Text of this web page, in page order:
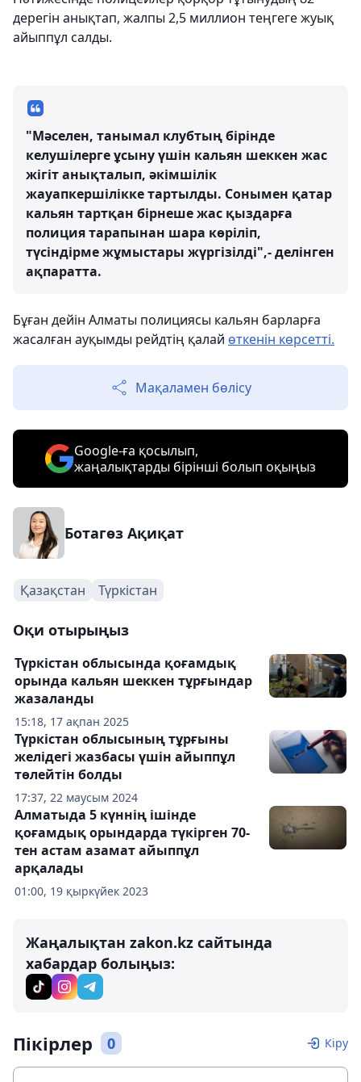
дерегін анықтап, жалпы 2,5 миллион теңгеге жуық
айыппұл салды.
"Мәселен, танымал клубтың бірінде
келушілерге ұсыну үшін кальян шеккен жас
жігіт анықталып, әкімшілік
жауапкершілікке тартылды. Сонымен қатар
кальян тартқан бірнеше жас қыздарға
полиция тарапынан шара көріліп,
түсіндірме жұмыстары жүргізілді",- делінген
ақпаратта.
Бұған дейін Алматы полициясы кальян барларға
жасалған ауқымды рейдтің қалай өткенін көрсетті.
Мақаламен бөлісу
Google-ға қосылып,
жаңалықтарды бірінші болып оқыңыз
Ботагөз Ақиқат
Қазақстан Түркістан
Оқи отырыңыз
15:18, 17 ақпан 2025
Түркістан облысында қоғамдық
орында кальян шеккен тұрғындар
жазаланды
17:37, 22 маусым 2024
Түркістан облысының тұрғыны
желідегі жазбасы үшін айыппұл
төлейтін болды
01:00, 19 қыркүйек 2023
Алматыда 5 күннің ішінде
қоғамдық орындарда түкірген 70-
тен астам азамат айыппұл
арқалады
Жаңалықтан zakon.kz сайтында
хабардар болыңыз:
Пікірлер 0 Кіру